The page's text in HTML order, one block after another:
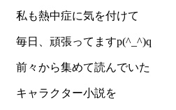
私も熱中症に気を付けて
毎日、頑張ってますp(^_^)q
前々から集めて読んでいた
キャラクター小説を